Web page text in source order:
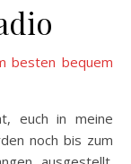
euch in meine
noch bis zum